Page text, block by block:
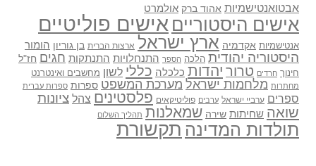
אבטואנטישמיות אהוד ברק אולמרט
אישים היסטוריים אישים פוליטיים
אנטישמיות אקדמיה ארץ ישראל ארצות הברית בן גוריון הומור
היסטוריה יהודית הלכה הספר התנחלויות התנתקות חגים חז"ל
חינוך חרדים טרור יהדות כלכלה כללי לשון מחשבים ואינטרנט
מחתרות מלחמות ישראל מערכת המשפט ספרות ספרות עברית
ספרים ערביי ישראל ערבים פוליטיקאים פלסטינים צהל ציונות
שואה שחיתות שירה שמאלנות תהליך השלום
תולדות המדינה תקשורת